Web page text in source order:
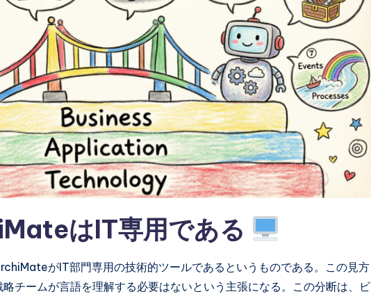
はIT専用である
がIT部門専用の技術的ツールであるというものである。この見方
チームが言語を理解する必要はないという主張になる。この分断は、ビ